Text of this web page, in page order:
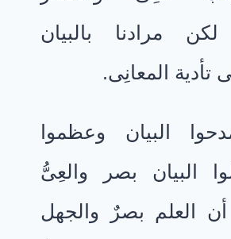
مرادنا بالبيان
تأدية المعانِى.
البيان وعظموا
البيان بصر والعِىُّ
العلم بصرٌ والجهل